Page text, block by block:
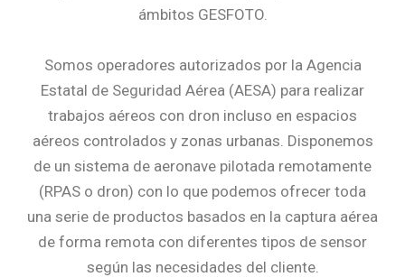
ámbitos GESFOTO.
Somos operadores autorizados por la Agencia
Estatal de Seguridad Aérea (AESA) para realizar
trabajos aéreos con dron incluso en espacios
aéreos controlados y zonas urbanas. Disponemos
de un sistema de aeronave pilotada remotamente
(RPAS o dron) con lo que podemos ofrecer toda
una serie de productos basados en la captura aérea
de forma remota con diferentes tipos de sensor
según las necesidades del cliente.